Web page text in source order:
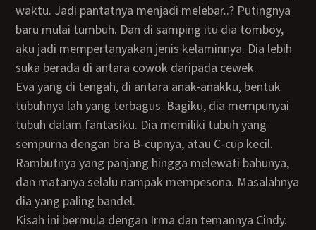
waktu. Jadi pantatnya menjadi melebar..? Putingnya
baru mulai tumbuh. Dan di samping itu dia tomboy,
aku jadi mempertanyakan jenis kelaminnya. Dia lebih
suka berada di antara cowok daripada cewek.
Eva yang di tengah, di antara anak-anakku, bentuk
tubuhnya lah yang terbagus. Bagiku, dia mempunyai
tubuh dalam fantasiku. Dia memiliki tubuh yang
sempurna dengan bra B-cupnya, atau C-cup kecil.
Rambutnya yang panjang hingga melewati bahunya,
dan matanya selalu nampak mempesona. Masalahnya
dia yang paling bandel.
Kisah ini bermula dengan Irma dan temannya Cindy.